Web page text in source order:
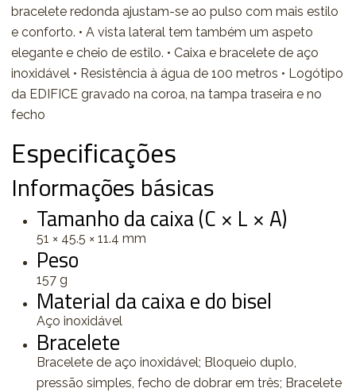
bracelete redonda ajustam-se ao pulso com mais estilo
e conforto. • A vista lateral tem também um aspeto
elegante e cheio de estilo. • Caixa e bracelete de aço
inoxidável • Resistência à água de 100 metros • Logótipo
da EDIFICE gravado na coroa, na tampa traseira e no
fecho
Especificações
Informações básicas
Tamanho da caixa (C × L × A)
51 × 45.5 × 11.4 mm
Peso
157 g
Material da caixa e do bisel
Aço inoxidável
Bracelete
Bracelete de aço inoxidável; Bloqueio duplo,
pressão simples, fecho de dobrar em três; Bracelete